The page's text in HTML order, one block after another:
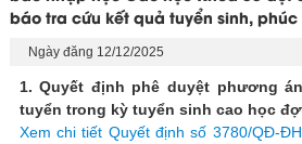
báo tra cứu kết quả tuyển sinh,
Ngày đăng 12/12/2025
1. Quyết định phê duyệt phương
tuyển trong kỳ tuyển sinh cao học
Xem chi tiết Quyết định số 3780/QĐ-